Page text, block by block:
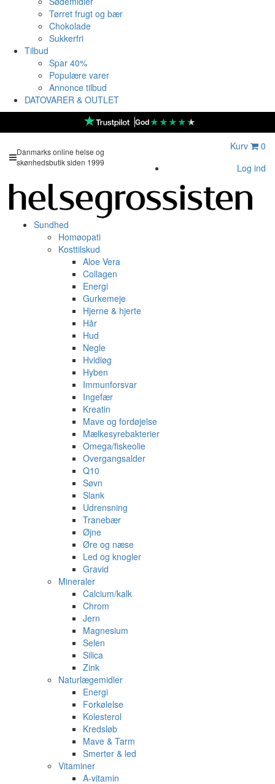
Tørret frugt og bær
Chokolade
Sukkerfri
Tilbud
Spar 40%
Populære varer
Annonce tilbud
DATOVARER & OUTLET
God★★★★★
Danmarks online helse og
skønhedsbutik siden 1999
Kurv
0
Log ind
Sundhed
Homøopati
Kosttilskud
Aloe Vera
Collagen
Energi
Gurkemeje
Hjerne & hjerte
Hår
Hud
Negle
Hvidløg
Hyben
Immunforsvar
Ingefær
Kreatin
Mave og fordøjelse
Mælkesyrebakterier
Omega/fiskeolie
Overgangsalder
Q10
Søvn
Slank
Udrensning
Tranebær
Øjne
Øre og næse
Led og knogler
Gravid
Mineraler
Calcium/kalk
Chrom
Jern
Magnesium
Selen
Silica
Zink
Naturlægemidler
Energi
Forkølelse
Kolesterol
Kredsløb
Mave & Tarm
Smerter & led
Vitaminer
A-vitamin